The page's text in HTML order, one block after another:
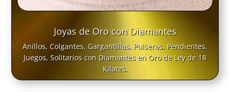
Joyas de Oro con Diamantes
Anillos, Colgantes, Gargantillas, Pulseras, Pendientes,
Juegos, Solitarios con Diamantes en Oro de Ley de 18
Kilates.